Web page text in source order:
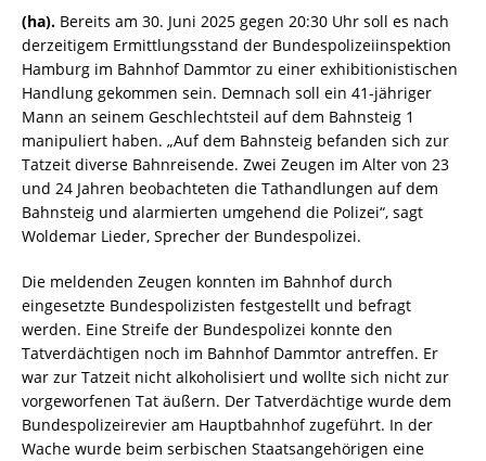
(ha). Bereits am 30. Juni 2025 gegen 20:30 Uhr soll es nach
derzeitigem Ermittlungsstand der Bundespolizeiinspektion
Hamburg im Bahnhof Dammtor zu einer exhibitionistischen
Handlung gekommen sein. Demnach soll ein 41-jähriger
Mann an seinem Geschlechtsteil auf dem Bahnsteig 1
manipuliert haben. „Auf dem Bahnsteig befanden sich zur
Tatzeit diverse Bahnreisende. Zwei Zeugen im Alter von 23
und 24 Jahren beobachteten die Tathandlungen auf dem
Bahnsteig und alarmierten umgehend die Polizei“, sagt
Woldemar Lieder, Sprecher der Bundespolizei.
Die meldenden Zeugen konnten im Bahnhof durch
eingesetzte Bundespolizisten festgestellt und befragt
werden. Eine Streife der Bundespolizei konnte den
Tatverdächtigen noch im Bahnhof Dammtor antreffen. Er
war zur Tatzeit nicht alkoholisiert und wollte sich nicht zur
vorgeworfenen Tat äußern. Der Tatverdächtige wurde dem
Bundespolizeirevier am Hauptbahnhof zugeführt. In der
Wache wurde beim serbischen Staatsangehörigen eine